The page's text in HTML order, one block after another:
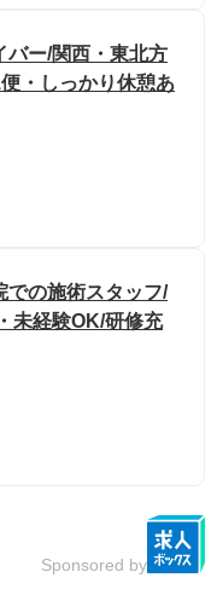
バー/関西・東北方
・しっかり休憩あ
での施術スタッフ/
未経験OK/研修充
Sponsored by